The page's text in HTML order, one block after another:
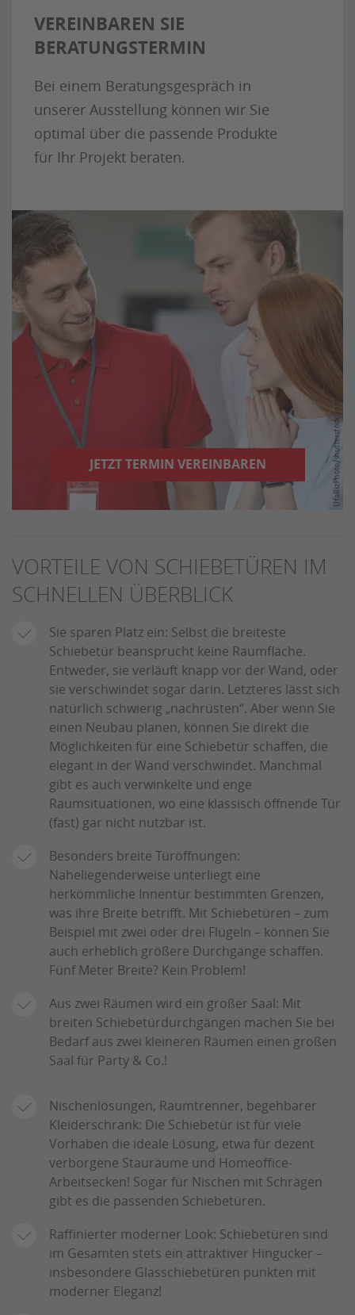
VEREINBAREN SIE
BERATUNGSTERMIN
Bei einem Beratungsgespräch in
unserer Ausstellung können wir Sie
optimal über die passende Produkte
für Ihr Projekt beraten.
JETZT TERMIN VEREINBAREN
VORTEILE VON SCHIEBETÜREN IM
SCHNELLEN ÜBERBLICK
Sie sparen Platz ein: Selbst die breiteste
Schiebetür beansprucht keine Raumfläche.
Entweder, sie verläuft knapp vor der Wand, oder
sie verschwindet sogar darin. Letzteres lässt sich
natürlich schwierig „nachrüsten“. Aber wenn Sie
einen Neubau planen, können Sie direkt die
Möglichkeiten für eine Schiebetür schaffen, die
elegant in der Wand verschwindet. Manchmal
gibt es auch verwinkelte und enge
Raumsituationen, wo eine klassisch öffnende Tür
(fast) gar nicht nutzbar ist.
Besonders breite Türöffnungen:
Naheliegenderweise unterliegt eine
herkömmliche Innentür bestimmten Grenzen,
was ihre Breite betrifft. Mit Schiebetüren – zum
Beispiel mit zwei oder drei Flügeln – können Sie
auch erheblich größere Durchgänge schaffen.
Fünf Meter Breite? Kein Problem!
Aus zwei Räumen wird ein großer Saal: Mit
breiten Schiebetürdurchgängen machen Sie bei
Bedarf aus zwei kleineren Räumen einen großen
Saal für Party & Co.!
Nischenlösungen, Raumtrenner, begehbarer
Kleiderschrank: Die Schiebetür ist für viele
Vorhaben die ideale Lösung, etwa für dezent
verborgene Stauräume und Homeoffice-
Arbeitsecken! Sogar für Nischen mit Schrägen
gibt es die passenden Schiebetüren.
Raffinierter moderner Look: Schiebetüren sind
im Gesamten stets ein attraktiver Hingucker –
insbesondere Glasschiebetüren punkten mit
moderner Eleganz!